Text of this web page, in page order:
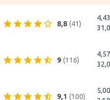
8,8 (41)
9 (116)
9,1 (100)